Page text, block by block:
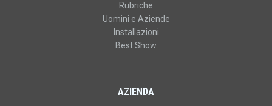
Rubriche
Uomini e Aziende
Installazioni
Best Show
AZIENDA